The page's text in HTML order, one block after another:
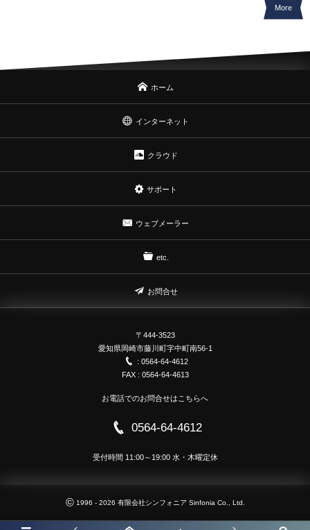
More
ホーム
インターネット
クラウド
サポート
ウェブメーラー
etc.
お問合せ
〒444-3523
愛知県岡崎市藤川町字中町南56-1
: 0564-64-4612
FAX : 0564-64-4613
お電話でのお問合せはこちらへ
0564-64-4612
受付時間 11:00～19:00 水・木曜定休
©1996 - 2026 有限会社シンフォニア Sinfonia Co., Ltd.